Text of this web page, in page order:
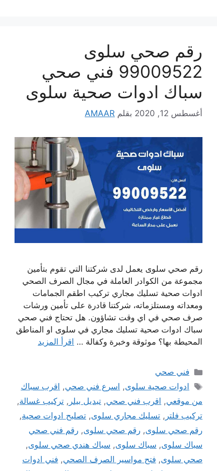
رقم صحي سلوى
99009522 فني صحي
سباك ادوات صحية سلوى
أغسطس 12, 2020 بقلم AMAAR
رقم صحي سلوى يعمل لدى شركتنا التي تقوم بتأمين
مجموعة من الكوادر العاملة في مجال الصرف الصحي
ادوات صحية تسليك مجاري تركيب اطقم الجمامات
ومعداته ومستلزماته، شركتنا قادرة على تأمين ورشات
صرف صحي في اي وقت تشاؤون. هل تحتاج فني صحي
سباك ادوات صحية تسليك مجاري في سلوى او المناطق
المحيطة بها؟ موثوقة وخبرة وكفالة … اقرأ المزيد
التصنيفات
فني صحي
الوسوم
ادوات صحية سلوى, اسرع فني صحي, اقرب سباك
من موقعي, اقرب فني صحي, تبديل بيلر , تركيب غسالة,
تركيب فلتر , تسليك مجاري سلوى, تصليح ادوات صحية,
رقم صحي سلوى, رقم صحي سلوى, رقم فني صحي
سباك سلوى, سباك سلوى, سباك هندي صحي سلوى,
صحي سلوى, فتح مواسير الصرف الصحي, فني ادوات